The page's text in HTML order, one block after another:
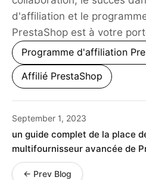
d'affiliation et le
PrestaShop est à votre
Programme d'affiliation
Affilié PrestaShop
September 1, 2023
un guide complet de la place
multifournisseur avancée de
← Prev Blog